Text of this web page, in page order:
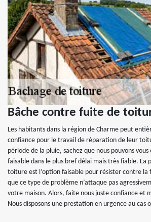
Bâche contre fuite de
Les habitants dans la région de Charme peut
confiance pour le travail de réparation de leur
période de la pluie, sachez que nous pouvons
faisable dans le plus bref délai mais très fiable. La
toiture est l’option faisable pour résister contre
que ce type de problème n’attaque pas
votre maison. Alors, faite nous juste confiance et
Nous disposons une prestation en urgence au cas